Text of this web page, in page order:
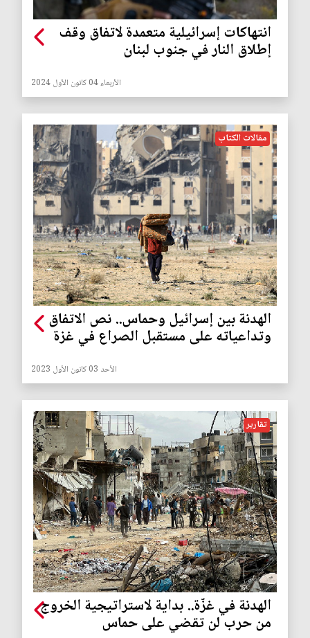
انتهاكات إسرائيلية متعمدة لاتفاق وقف
إطلاق النار في جنوب لبنان
الأربعاء 04 كانون الأول 2024
مقالات الكتاب
الهدنة بين إسرائيل وحماس.. نص الاتفاق
وتداعياته على مستقبل الصراع في غزة
الأحد 03 كانون الأول 2023
تقارير
الهدنة في غزّة.. بداية لاستراتيجية الخروج
من حرب لن تقضي على حماس